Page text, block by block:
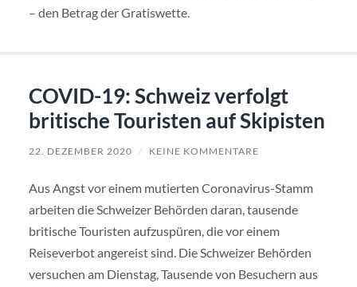
– den Betrag der Gratiswette.
COVID-19: Schweiz verfolgt
britische Touristen auf Skipisten
22. DEZEMBER 2020 / KEINE KOMMENTARE
Aus Angst vor einem mutierten Coronavirus-Stamm
arbeiten die Schweizer Behörden daran, tausende
britische Touristen aufzuspüren, die vor einem
Reiseverbot angereist sind. Die Schweizer Behörden
versuchen am Dienstag, Tausende von Besuchern aus